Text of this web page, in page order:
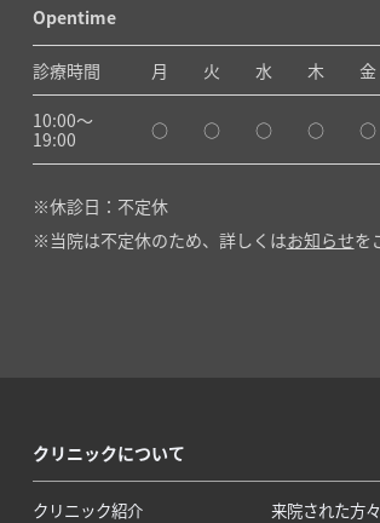
Opentime
診療時間 月 火 水 木 金
10:00〜
19:00
○ ○ ○ ○ ○
休診日：不定休
当院は不定休のため、詳しくはお知らせを
クリニックについて
クリニック紹介
来院された方々